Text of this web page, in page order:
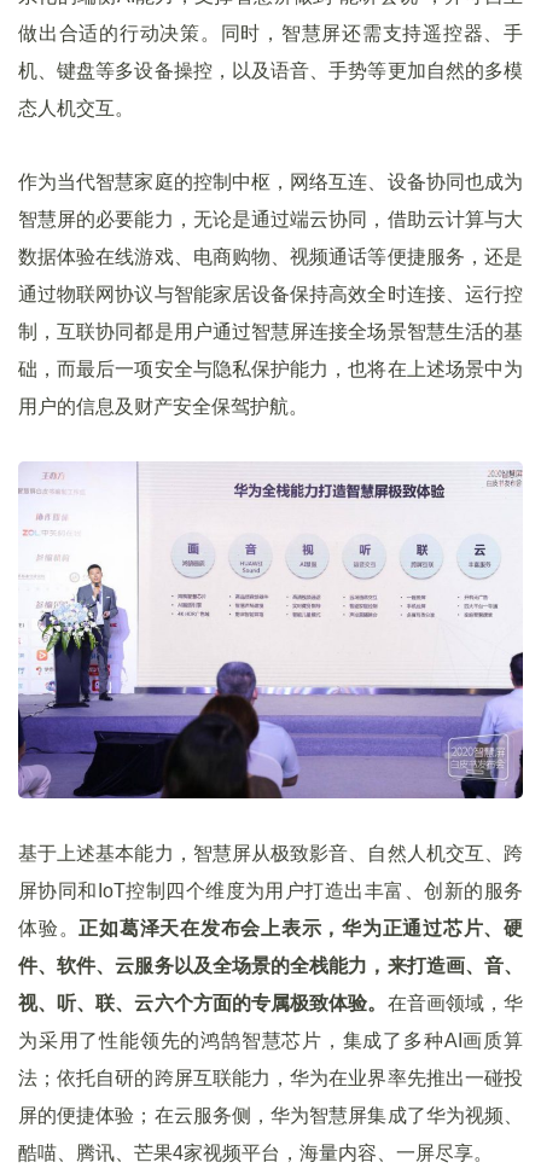
做出合适的行动决策。同时，智慧屏还需支持遥控器、手
机、键盘等多设备操控，以及语音、手势等更加自然的多模
态人机交互。
作为当代智慧家庭的控制中枢，网络互连、设备协同也成为
智慧屏的必要能力，无论是通过端云协同，借助云计算与大
数据体验在线游戏、电商购物、视频通话等便捷服务，还是
通过物联网协议与智能家居设备保持高效全时连接、运行控
制，互联协同都是用户通过智慧屏连接全场景智慧生活的基
础，而最后一项安全与隐私保护能力，也将在上述场景中为
用户的信息及财产安全保驾护航。
基于上述基本能力，智慧屏从极致影音、自然人机交互、跨
屏协同和IoT控制四个维度为用户打造出丰富、创新的服务
体验。 正如葛泽天在发布会上表示，华为正通过芯片、硬
件、软件、云服务以及全场景的全栈能力，来打造画、音、
视、听、联、云六个方面的专属极致体验。 在音画领域，华
为采用了性能领先的鸿鹄智慧芯片，集成了多种AI画质算
法；依托自研的跨屏互联能力，华为在业界率先推出一碰投
屏的便捷体验；在云服务侧，华为智慧屏集成了华为视频、
酷喵、腾讯、芒果4家视频平台，海量内容、一屏尽享。